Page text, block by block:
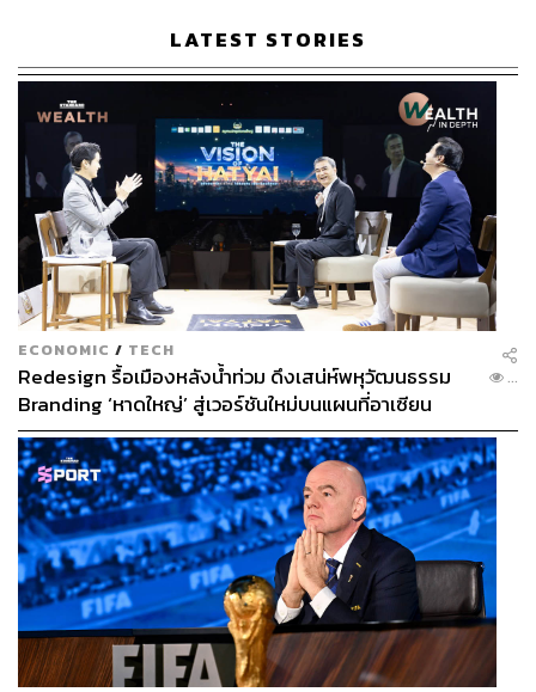
LATEST STORIES
ECONOMIC / TECH
Redesign รื้อเมืองหลังน้ำท่วม ดึงเสน่ห์พหุวัฒนธรรม
Branding ‘หาดใหญ่’ สู่เวอร์ชันใหม่บนแผนที่อาเซียน
...